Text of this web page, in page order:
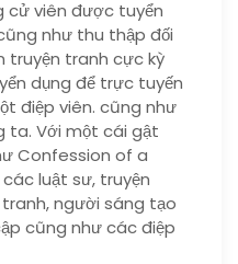
cử viên được tuyển
như thu thập đối
truyện tranh cực kỳ
dụng để trực tuyến
điệp viên. cũng như
ta. Với một cái gật
Confession of a
luật sư, truyện
người sáng tạo
cũng như các điệp